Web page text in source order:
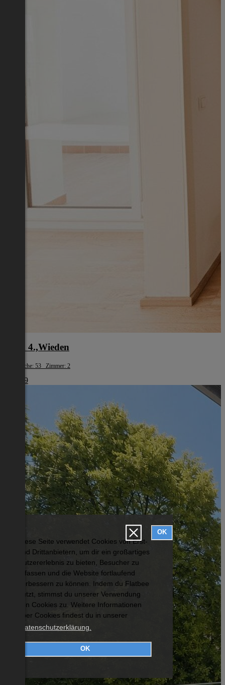
Diese Seite verwendet Cookies von Erst-
und Drittanbietern, um dir ein großartiges
Nutzererlebnis zu bieten, Besucher zu
erfassen und die Website fortlaufend
verbessern zu können. Indem du Flatbee
nutzt, stimmst du unserer Verwendung
von Cookies zu. Weitere Informationen
über Cookies findest du in unserer
Datenschutzerklärung.
OK
OK
Wien 4.,Wieden
Wohnfläche: 53 Zimmer: 2
€ 1.239